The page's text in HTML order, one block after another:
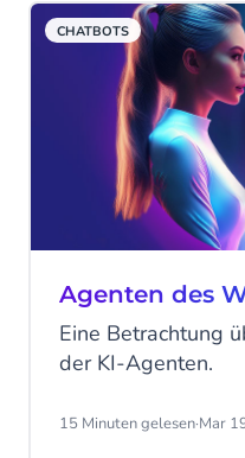
Fortschritte die
verändern und das
verbessern.
Expertise und
Kundenservices
Unternehmen
ein KI-Enthusiast
neugierig auf die
diese spannenden
verpassen wollen!
CHATBOTS
Agenten des
Eine Betrachtung
der KI-Agenten.
15 Minuten gelesen·Mar